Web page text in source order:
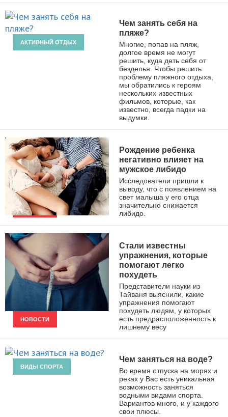
АКТИВНЫЙ ОТДЫХ
Чем занять себя на
пляже?
Многие, попав на пляж,
долгое время не могут
решить, куда деть себя от
безделья. Чтобы решить
проблему пляжного отдыха,
мы обратились к героям
нескольких известных
фильмов, которые, как
известно, всегда падки на
выдумки.
Рождение ребенка
негативно влияет на
мужское либидо
Исследователи пришли к
выводу, что с появлением на
свет малыша у его отца
значительно снижается
либидо.
НОВОСТИ
Стали известны
упражнения, которые
помогают легко
похудеть
Представители науки из
Тайваня выяснили, какие
упражнения помогают
похудеть людям, у которых
есть предрасположенность к
лишнему весу
ВИДЫ СПОРТА
Чем заняться на воде?
Во время отпуска на морях и
реках у Вас есть уникальная
возможность заняться
водными видами спорта.
Вариантов много, и у каждого
свои плюсы.